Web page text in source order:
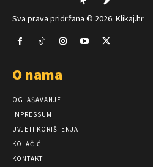
Sva prava pridržana © 2026. Klikaj.hr
O nama
OGLAŠAVANJE
IMPRESSUM
UVJETI KORIŠTENJA
KOLAČIĆI
KONTAKT